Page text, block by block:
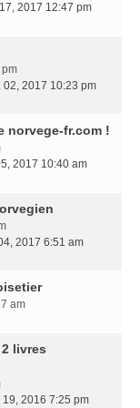
2017 12:47 pm
pm
02, 2017 10:23 pm
norvege-fr.com !
2017 10:40 am
2017 6:51 am
am
livres
19, 2016 7:25 pm